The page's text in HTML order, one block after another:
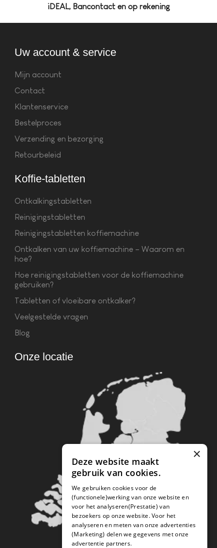
iDEAL, Bancontact en op rekening
Uw account & service
Mijn account
Contact
Klantenservice
Bestelproces
Verzending en bezorging
Retourbeleid
Koffie-tabletten
Ontkalkingstabletten
Reinigingstabletten
Reinigingstabletten koffiemachine
Ontkalken van uw koffiemachine – Waarom en
hoe?
Hoe reinigingstabletten voor de koffiemachine
gebruiken?
Tabletten of vloeibare ontkalker?
Veelgestelde vragen
Blog
Onze locatie
×
Deze website maakt
gebruik van cookies.
We gebruiken cookies voor de
(functionele)werking van onze website en
voor het analyseren(Prestatie) van
bezoekers op onze website. Voor het
analyseren en meten van onze advertenties
(Marketing) delen we gegevens met onze
advertentie partners.